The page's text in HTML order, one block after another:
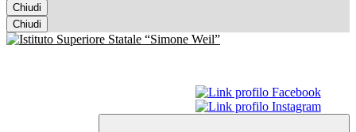
Chiudi
Chiudi